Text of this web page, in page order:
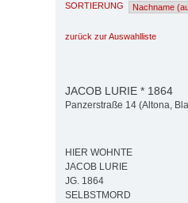
SORTIERUNG
zurück zur Auswahlliste
JACOB LURIE * 1864
Panzerstraße 14 (Altona,
HIER WOHNTE
JACOB LURIE
JG. 1864
SELBSTMORD